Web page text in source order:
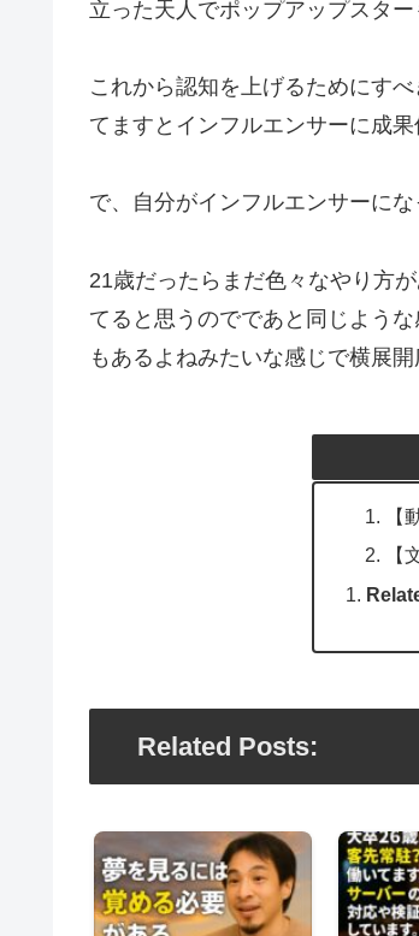
立った天人でポップアップスター
これから認知を上げるためにす
てますとインフルエンサーに成
で、自分がインフルエンサーに
21歳だったらまだ色々なやり方
てると思うのでであと同じよう
もあるよねみたいな感じで横展
【
【
Related Posts: